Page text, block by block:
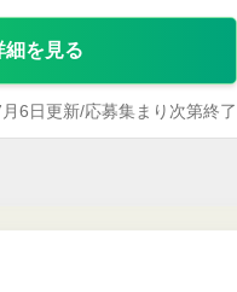
細を見る
6日更新/応募集まり次第終了